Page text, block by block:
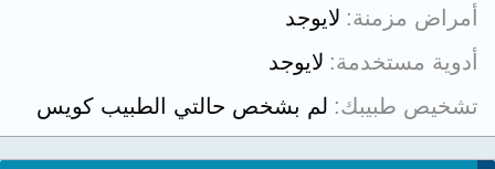
أمراض مزمنة لايوجد
أدوية مستخدمة لايوجد
تشخيص طبيبك لم بشخص حالتي الطبيب كويس